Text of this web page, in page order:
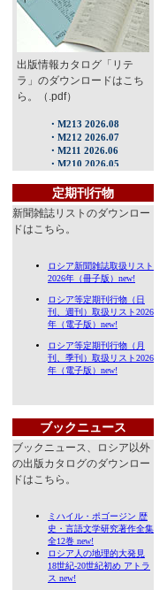
出版情報カタログ「リテ
ラ」のダウンロードはこち
ら。（.pdf）
定期刊行物
新聞雑誌リストのダウンロー
ドはこちら。
ブックニュース
ブックニュース、ロシア以外
の出版カタログのダウンロー
ドはこちら。